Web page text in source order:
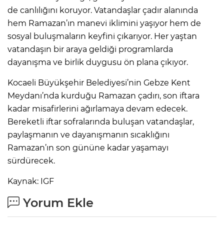
de canlılığını koruyor. Vatandaşlar çadır alanında
hem Ramazan’ın manevi iklimini yaşıyor hem de
sosyal buluşmaların keyfini çıkarıyor. Her yaştan
vatandaşın bir araya geldiği programlarda
dayanışma ve birlik duygusu ön plana çıkıyor.
Kocaeli Büyükşehir Belediyesi’nin Gebze Kent
Meydanı’nda kurduğu Ramazan çadırı, son iftara
kadar misafirlerini ağırlamaya devam edecek.
Bereketli iftar sofralarında buluşan vatandaşlar,
paylaşmanın ve dayanışmanın sıcaklığını
Ramazan’ın son gününe kadar yaşamayı
sürdürecek.
Kaynak: IGF
Yorum Ekle